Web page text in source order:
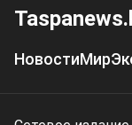
НовостиМир